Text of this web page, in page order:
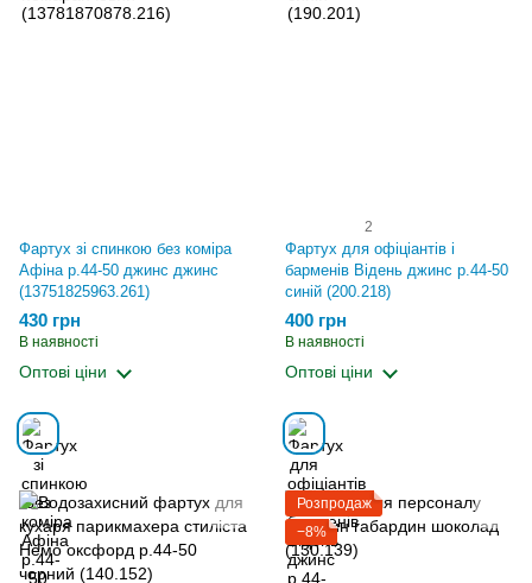
Фартух зі спинкою без коміра
Афіна р.44-50 джинс джинс
(13751825963.261)
430 грн
В наявності
Оптові ціни
2
Фартух для офіціантів і
барменів Відень джинс р.44-50
синій (200.218)
400 грн
В наявності
Оптові ціни
Розпродаж
−8%